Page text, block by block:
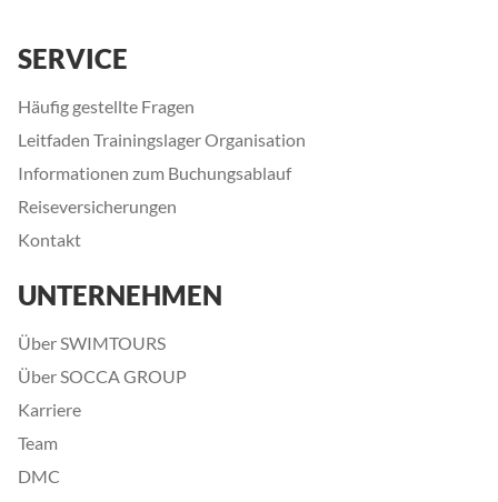
SERVICE
Häufig gestellte Fragen
Leitfaden Trainingslager Organisation
Informationen zum Buchungsablauf
Reiseversicherungen
Kontakt
UNTERNEHMEN
Über SWIMTOURS
Über SOCCA GROUP
Karriere
Team
DMC